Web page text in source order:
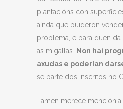
plantacións con
aínda que puideron
problema, e para quen dá
as migallas.
Non hai
axudas e poderían
se parte dos inscritos no
Tamén merece mención a